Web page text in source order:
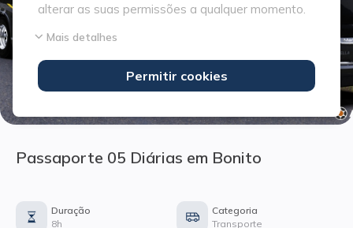
alterar as suas permissões a qualquer momento.
Mais detalhes
Permitir cookies
Passaporte 05 Diárias em Bonito
Duração
8h
Categoria
Transporte